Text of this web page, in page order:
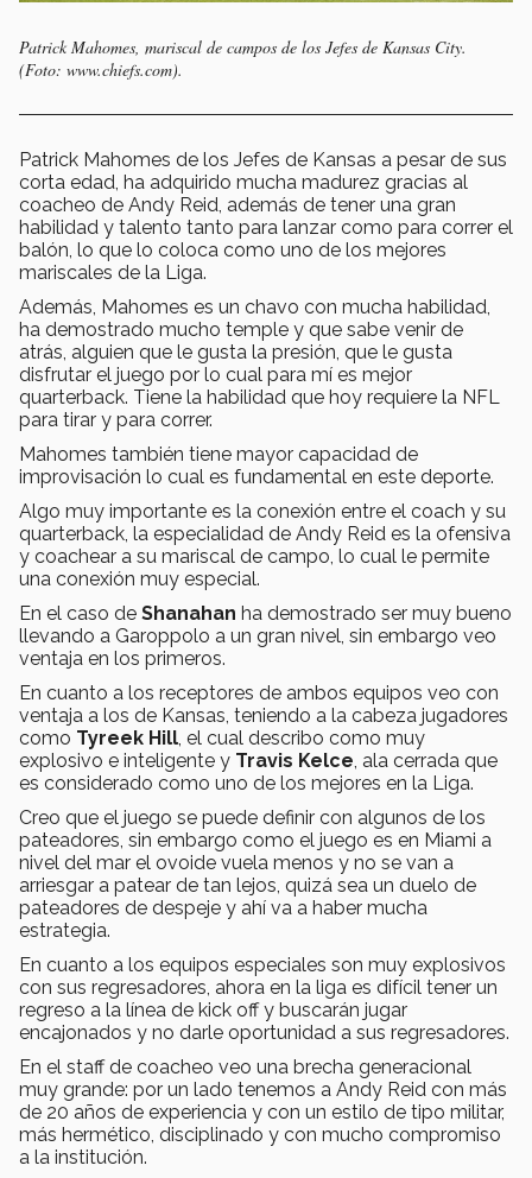
Patrick Mahomes, mariscal de campos de los Jefes de Kansas City.
(Foto: www.chiefs.com).
Patrick Mahomes de los Jefes de Kansas a pesar de sus
corta edad, ha adquirido mucha madurez gracias al
coacheo de Andy Reid, además de tener una gran
habilidad y talento tanto para lanzar como para correr el
balón, lo que lo coloca como uno de los mejores
mariscales de la Liga.
Además, Mahomes es un chavo con mucha habilidad,
ha demostrado mucho temple y que sabe venir de
atrás, alguien que le gusta la presión, que le gusta
disfrutar el juego por lo cual para mí es mejor
quarterback. Tiene la habilidad que hoy requiere la NFL
para tirar y para correr.
Mahomes también tiene mayor capacidad de
improvisación lo cual es fundamental en este deporte.
Algo muy importante es la conexión entre el coach y su
quarterback, la especialidad de Andy Reid es la ofensiva
y coachear a su mariscal de campo, lo cual le permite
una conexión muy especial.
En el caso de Shanahan ha demostrado ser muy bueno
llevando a Garoppolo a un gran nivel, sin embargo veo
ventaja en los primeros.
En cuanto a los receptores de ambos equipos veo con
ventaja a los de Kansas, teniendo a la cabeza jugadores
como Tyreek Hill, el cual describo como muy
explosivo e inteligente y Travis Kelce, ala cerrada que
es considerado como uno de los mejores en la Liga.
Creo que el juego se puede definir con algunos de los
pateadores, sin embargo como el juego es en Miami a
nivel del mar el ovoide vuela menos y no se van a
arriesgar a patear de tan lejos, quizá sea un duelo de
pateadores de despeje y ahí va a haber mucha
estrategia.
En cuanto a los equipos especiales son muy explosivos
con sus regresadores, ahora en la liga es difícil tener un
regreso a la línea de kick off y buscarán jugar
encajonados y no darle oportunidad a sus regresadores.
En el staff de coacheo veo una brecha generacional
muy grande: por un lado tenemos a Andy Reid con más
de 20 años de experiencia y con un estilo de tipo militar,
más hermético, disciplinado y con mucho compromiso
a la institución.